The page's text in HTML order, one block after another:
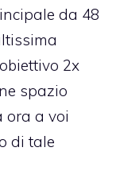
da 48
2x
spazio
ora a voi
di tale